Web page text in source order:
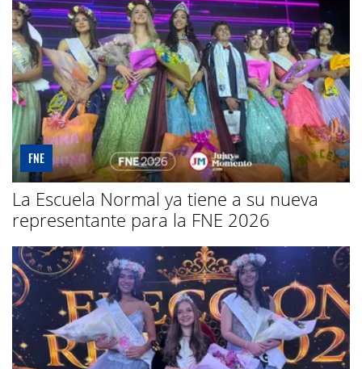
FNE
La Escuela Normal ya tiene a su nueva
representante para la FNE 2026